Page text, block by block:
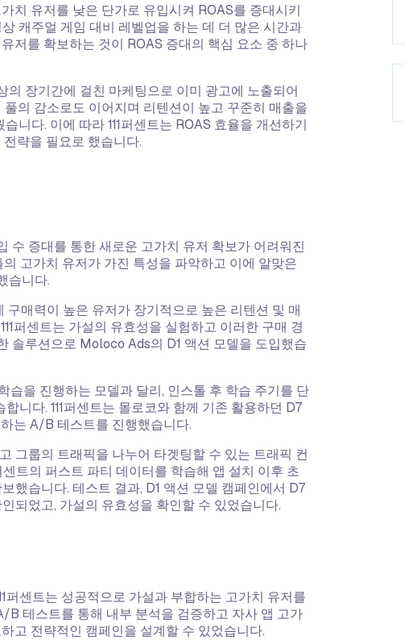
가치 유저를 낮은 단가로 유입시켜 ROAS를 증대시키
캐주얼 게임 대비 레벨업을 하는 데 더 많은 시간과
저를 확보하는 것이 ROAS 증대의 핵심 요소 중 하나
장기간에 걸친 마케팅으로 이미 광고에 노출되어
의 감소로도 이어지며 리텐션이 높고 꾸준히 매출을
니다. 이에 따라 111퍼센트는 ROAS 효율을 개선하기
략을 필요로 했습니다.
수 증대를 통한 새로운 고가치 유저 확보가 어려워진
의 고가치 유저가 가진 특성을 파악하고 이에 알맞은
습니다.
매력이 높은 유저가 장기적으로 높은 리텐션 및 매
퍼센트는 가설의 유효성을 실험하고 이러한 구매 경
솔루션으로 Moloco Ads의 D1 액션 모델을 도입했습
습을 진행하는 모델과 달리, 인스톨 후 학습 주기를 단
니다. 111퍼센트는 몰로코와 함께 기존 활용하던 D7
는 A/B 테스트를 진행했습니다.
그룹의 트래픽을 나누어 타겟팅할 수 있는 트래픽 컨
센트의 퍼스트 파티 데이터를 학습해 앱 설치 이후 초
했습니다. 테스트 결과, D1 액션 모델 캠페인에서 D7
되었고, 가설의 유효성을 확인할 수 있었습니다.
퍼센트는 성공적으로 가설과 부합하는 고가치 유저를
B 테스트를 통해 내부 분석을 검증하고 자사 앱 고가
고 전략적인 캠페인을 설계할 수 있었습니다.